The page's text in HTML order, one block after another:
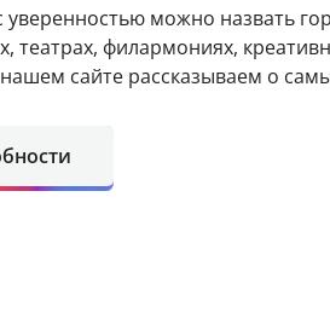
уверенностью можно назвать
театрах, филармониях,
сайте рассказываем о